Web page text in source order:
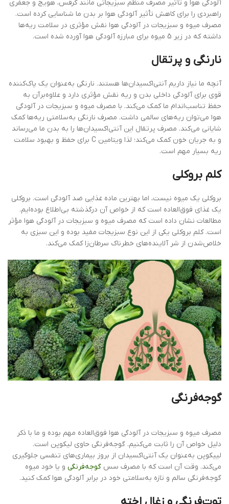
آلودگی هوا و تأثیر مصرف منظم سبزیجاتی مانند کرفس، هویج و جعفری
راهبردی را برای کاهش تأثیر آلودگی هوا بر بدن ما شناسایی کرده است.
مصرف میوه و سبزیجات در آلودگی هوا نقش مؤثری در سلامت ریه‌ها
داشته که در زیر 5 میوه برای مبارزه آلودگی هوا آورده شده است.
نارنگی و پرتقال
آنچه ما نیاز داریم آنتی‌اکسیدان‌ها هستند. نارنگی به‌عنوان یک پاک‌کننده
قوی برای آلودگی داخلی بدن و ریه نقش مؤثری دارد و علاوه‌برآن به
حفظ تناسب‌اندام ما کمک می‌کند. با مصرف میوه و سبزیجات در آلودگی
هوا می‌توان ریه‌های سالمی داشت. مصرف نارنگی به‌سلامتی ریه‌ها کمک
شایانی می‌کند. مصرف پرتقال این آنتی‌اکسیدان‌ها را به بدن ما می‌رساند
و به جریان خون کمک می‌کند؛ لذا ویتامین C برای حفظ و بهبود سلامت
ریه بسیار مهم است.
کلم بروکلی
بروکلی یک میوه نیست، اما بهترین ماده غذایی ضد آلودگی است. بروکلی
یک غذای فوق‌العاده است که از خواص آن درگذشته بی‌اطلاع بوده‌ایم.
مطالعات نشان داده است که مصرف میوه و سبزیجات در آلودگی هوا مؤثر
است. کلم بروکلی یکی از این نوع سبزیجات مفید بوده و این سبزی به
خلاص‌شدن از شر آلاینده‌های خطرناک سرطان‌زا کمک می‌کند.
گوجه‌فرنگی
مصرف میوه و سبزیجات در آلودگی هوا فوق‌العاده مهم بوده و ما با ذکر
دلیل خواص آن را ثابت می‌کنیم. گوجه‌فرنگی حاوی لیکوپن است.
لییکوپن به‌عنوان یک آنتی‌اکسیدان از بروز بیماری‌های تنفسی جلوگیری
می‌کند. وقت آن است که با مصرف سس گوجه‌فرنگی و یا خود میوه
گوجه‌فرنگی سالم و تازه به‌سلامتی خود در برابر آلودگی هوا کمک کنید.